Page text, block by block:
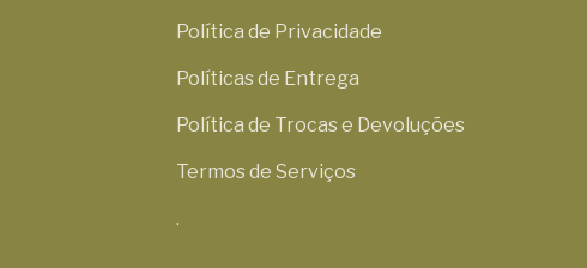
Política de Privacidade
Políticas de Entrega
Política de Trocas e Devoluções
Termos de Serviços
.